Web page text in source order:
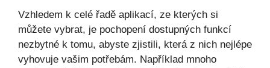
Vzhledem k celé řadě aplikací, ze kterých si
můžete vybrat, je pochopení dostupných funkcí
nezbytné k tomu, abyste zjistili, která z nich nejlépe
vyhovuje vašim potřebám. Například mnoho